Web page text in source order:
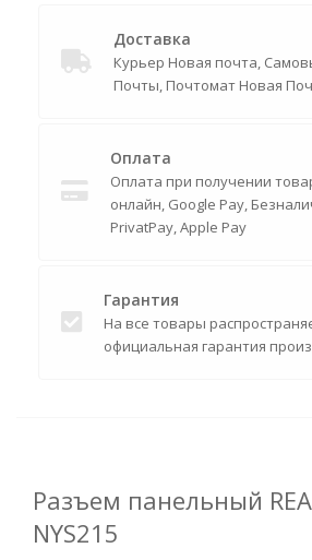
Доставка
Курьер Новая почта,
Почты, Почтомат Новая
Оплата
Оплата при получении
онлайн, Google Pay,
PrivatPay, Apple Pay
Гарантия
На все товары
официальная гарантия
Разъем панельный
NYS215